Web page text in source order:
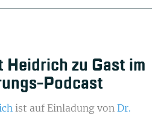
Heidrich zu Gast im
Podcast
ist auf Einladung von Dr.